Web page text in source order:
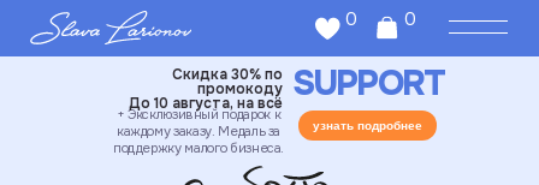
0
+ Эксклюзивный подарок к
каждому заказу. Медаль за
поддержку малого бизнеса.
Скидка 30% по
промокоду
До 10 августа, на всё
узнать подробнее
SUPPORT